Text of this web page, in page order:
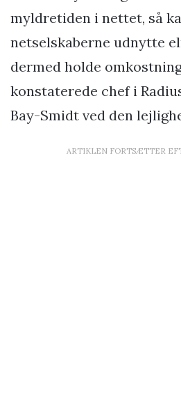
myldretiden i nettet, så
netselskaberne udnytte
dermed holde
konstaterede chef i
Bay-Smidt ved den
ARTIKLEN FORTSÆTTER